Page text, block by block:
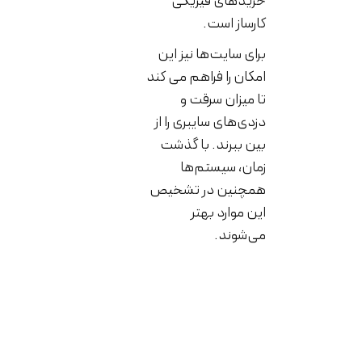
کارساز است.
برای سایت‌ها نیز این
امکان را فراهم می کند
تا میزان سرقت و
دزدی‌های سایبری را از
بین ببرند. با گذشت
زمان، سیستم‌ها
همچنین در تشخیص
این موارد بهتر
می‌شوند.